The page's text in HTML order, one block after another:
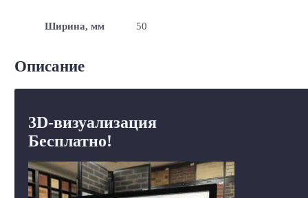
Ширина, мм 50
Описание
3D-визуализация
Бесплатно!